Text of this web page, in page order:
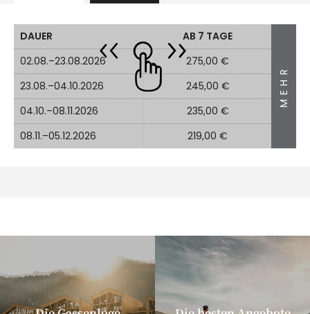
DAUER
AB 7 TAGE
02.08.–23.08.2026
275,00 €
23.08.–04.10.2026
245,00 €
04.10.–08.11.2026
235,00 €
08.11.–05.12.2026
219,00 €
MEHR